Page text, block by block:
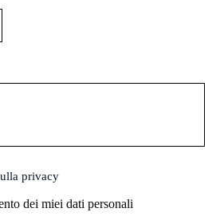
privacy
dei miei dati personali